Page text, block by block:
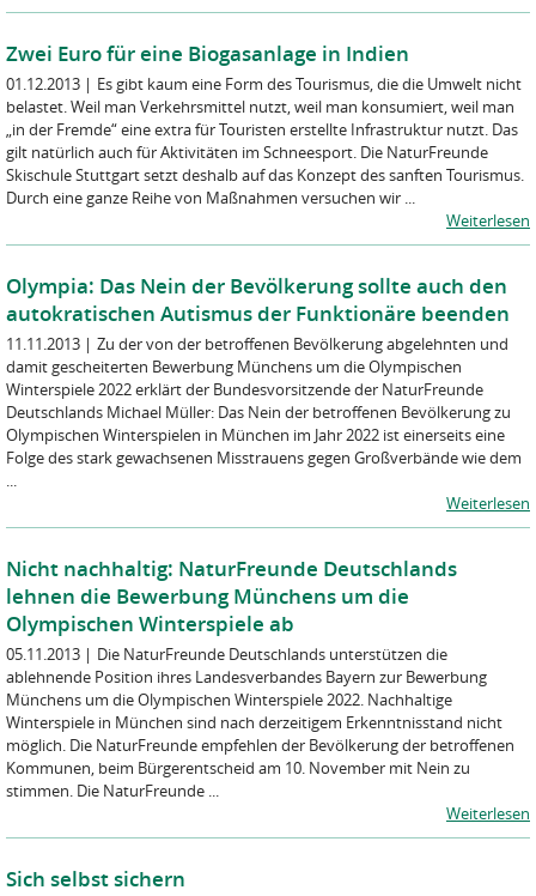
Zwei Euro für eine Biogasanlage in Indien
01.12.2013 | Es gibt kaum eine Form des Tourismus, die die Umwelt nicht
belastet. Weil man Verkehrsmittel nutzt, weil man konsumiert, weil man
„in der Fremde“ eine extra für Touristen erstellte Infrastruktur nutzt. Das
gilt natürlich auch für Aktivitäten im Schneesport. Die NaturFreunde
Skischule Stuttgart setzt deshalb auf das Konzept des sanften Tourismus.
Durch eine ganze Reihe von Maßnahmen versuchen wir ...
Weiterlesen
Olympia: Das Nein der Bevölkerung sollte auch den
autokratischen Autismus der Funktionäre beenden
11.11.2013 | Zu der von der betroffenen Bevölkerung abgelehnten und
damit gescheiterten Bewerbung Münchens um die Olympischen
Winterspiele 2022 erklärt der Bundesvorsitzende der NaturFreunde
Deutschlands Michael Müller: Das Nein der betroffenen Bevölkerung zu
Olympischen Winterspielen in München im Jahr 2022 ist einerseits eine
Folge des stark gewachsenen Misstrauens gegen Großverbände wie dem
...
Weiterlesen
Nicht nachhaltig: NaturFreunde Deutschlands
lehnen die Bewerbung Münchens um die
Olympischen Winterspiele ab
05.11.2013 | Die NaturFreunde Deutschlands unterstützen die
ablehnende Position ihres Landesverbandes Bayern zur Bewerbung
Münchens um die Olympischen Winterspiele 2022. Nachhaltige
Winterspiele in München sind nach derzeitigem Erkenntnisstand nicht
möglich. Die NaturFreunde empfehlen der Bevölkerung der betroffenen
Kommunen, beim Bürgerentscheid am 10. November mit Nein zu
stimmen. Die NaturFreunde ...
Weiterlesen
Sich selbst sichern